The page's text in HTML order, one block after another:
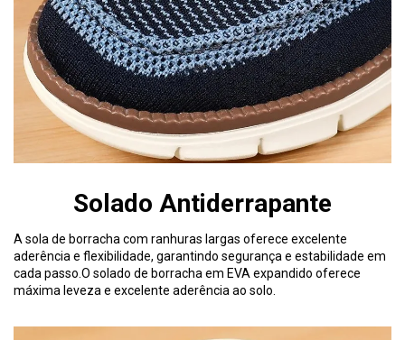
Solado Antiderrapante
A sola de borracha com ranhuras largas oferece excelente
aderência e flexibilidade, garantindo segurança e estabilidade em
cada passo.O solado de borracha em EVA expandido oferece
máxima leveza e excelente aderência ao solo.